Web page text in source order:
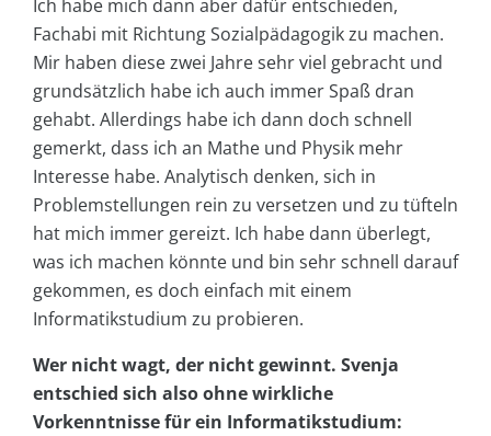
Ich habe mich dann aber dafür entschieden,
Fachabi mit Richtung Sozialpädagogik zu machen.
Mir haben diese zwei Jahre sehr viel gebracht und
grundsätzlich habe ich auch immer Spaß dran
gehabt. Allerdings habe ich dann doch schnell
gemerkt, dass ich an Mathe und Physik mehr
Interesse habe. Analytisch denken, sich in
Problemstellungen rein zu versetzen und zu tüfteln
hat mich immer gereizt. Ich habe dann überlegt,
was ich machen könnte und bin sehr schnell darauf
gekommen, es doch einfach mit einem
Informatikstudium zu probieren.
Wer nicht wagt, der nicht gewinnt. Svenja
entschied sich also ohne wirkliche
Vorkenntnisse für ein Informatikstudium: